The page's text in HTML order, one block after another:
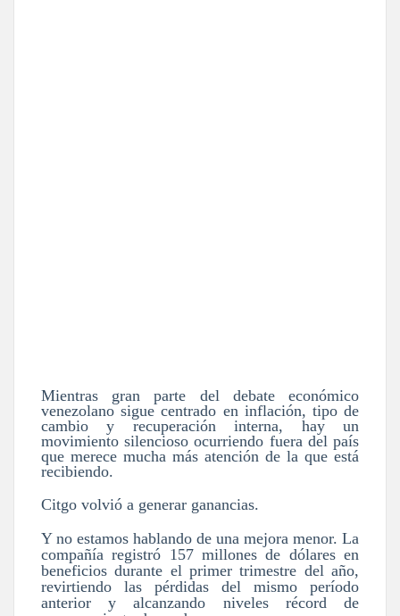
Mientras gran parte del debate económico
venezolano sigue centrado en inflación, tipo de
cambio y recuperación interna, hay un
movimiento silencioso ocurriendo fuera del país
que merece mucha más atención de la que está
recibiendo.
Citgo volvió a generar ganancias.
Y no estamos hablando de una mejora menor. La
compañía registró 157 millones de dólares en
beneficios durante el primer trimestre del año,
revirtiendo las pérdidas del mismo período
anterior y alcanzando niveles récord de